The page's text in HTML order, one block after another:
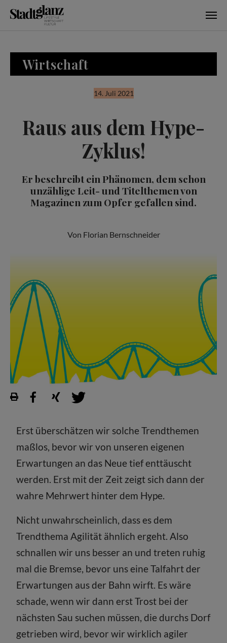
Wirtschaft
14. Juli 2021
Raus aus dem Hype-
Zyklus!
Er beschreibt ein Phänomen, dem schon
unzählige Leit- und Titelthemen von
Magazinen zum Opfer gefallen sind.
Von Florian Bernschneider
Erst überschätzen wir solche Trendthemen
maßlos, bevor wir von unseren eigenen
Erwartungen an das Neue tief enttäuscht
werden. Erst mit der Zeit zeigt sich dann der
wahre Mehrwert hinter dem Hype.
Nicht unwahrscheinlich, dass es dem
Trendthema Agilität ähnlich ergeht. Also
schnallen wir uns besser an und treten ruhig
mal die Bremse, bevor uns eine Talfahrt der
Erwartungen aus der Bahn wirft. Es wäre
schade, wenn wir dann erst Trost bei der
nächsten Sau suchen müssen, die durchs Dorf
getrieben wird, bevor wir wirklich agiler